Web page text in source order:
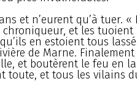
et n’eurent qu’à tuer.
chroniqueur, et les
en estoient tous
de Marne.
et boutèrent le feu en
toute, et tous les vilains